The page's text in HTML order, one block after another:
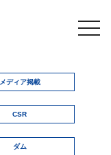
メディア掲載
CSR
ダム